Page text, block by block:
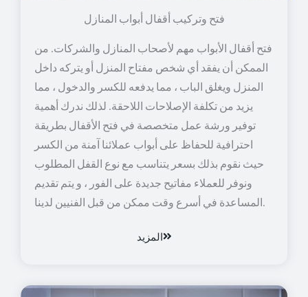
فتح وتركيب أقفال أبواب المنازل
فتح أقفال الأبواب مهم لأصحاب المنازل والشركات. من
الممكن أن يفقد أي شخص مفتاح المنزل أو يتركه داخل
المنزل ويغلق الباب ، مما يدفعه للكسر والدخول ، مما
يزيد من تكلفة الإصلاحات اللاحقة. لذلك ندرك أهمية
توفير ورشة عمل متخصصة في فتح الأقفال بطريقة
احترافية للحفاظ على أبواب عملائنا آمنة من الكسر
حيث نقوم بذلك بسعر يتناسب مع نوع القفل المطلوب
ونوفر للعملاء مفاتيح جديدة على الفور ، و يتم تقديم
المساعدة في أسرع وقت ممكن من قبل الفنيين لدينا.
المزيد